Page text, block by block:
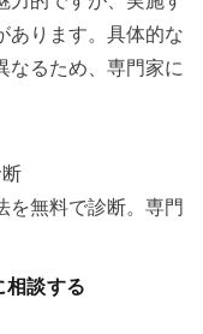
あります。具体的な
なるため、専門家に
を無料で診断。専門
相談する